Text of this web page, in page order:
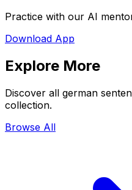
Practice with our AI
Download App
Explore More
Discover all german
collection.
Browse All